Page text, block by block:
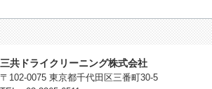
三共ドライクリーニング株式会社
〒102-0075 東京都千代田区三番町30-5